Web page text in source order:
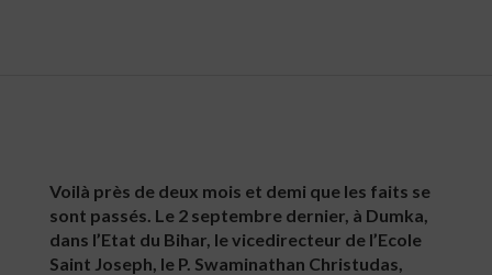
Voilà près de deux mois et demi que les faits se
sont passés. Le 2 septembre dernier, à Dumka,
dans l’Etat du Bihar, le vicedirecteur de l’Ecole
Saint Joseph, le P. Swaminathan Christudas,